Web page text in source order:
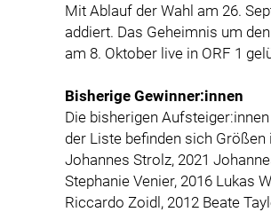
Mit Ablauf der Wahl am 26.
addiert. Das Geheimnis um
am 8. Oktober live in ORF 1
Bisherige Gewinner:innen
Die bisherigen
der Liste befinden sich
Johannes Strolz, 2021
Stephanie Venier, 2016 Lukas
Riccardo Zoidl, 2012 Beate